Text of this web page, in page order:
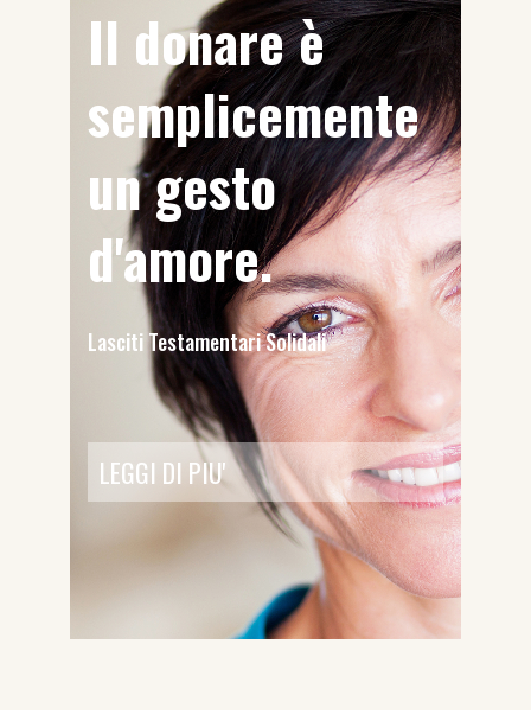
Il donare è
semplicemente
un gesto
d'amore.
Lasciti Testamentari Solidali
LEGGI DI PIU'